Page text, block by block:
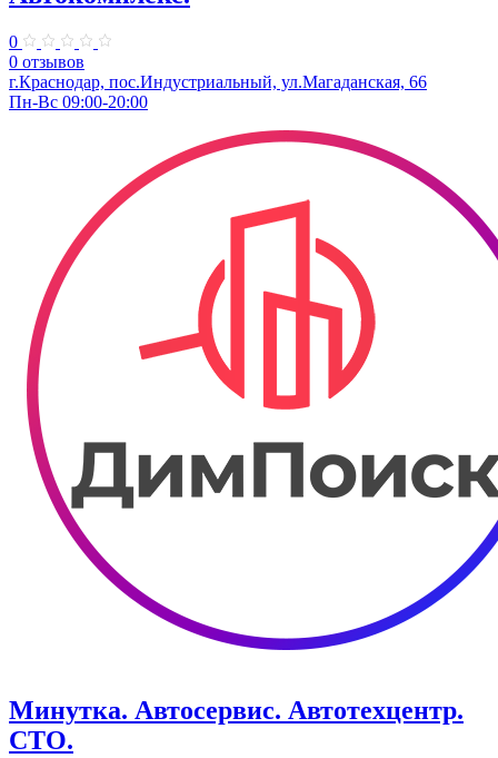
0
0 отзывов
г.Краснодар, пос.Индустриальный, ул.Магаданская, 66
Пн-Вс 09:00-20:00
Минутка. Автосервис. Автотехцентр.
СТО.